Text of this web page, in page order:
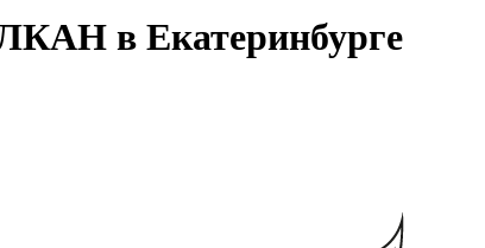
в Екатеринбурге